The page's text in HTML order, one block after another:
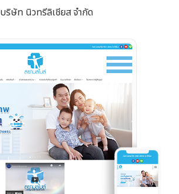
บริษัท นิวทรีลิเชียส จำกัด